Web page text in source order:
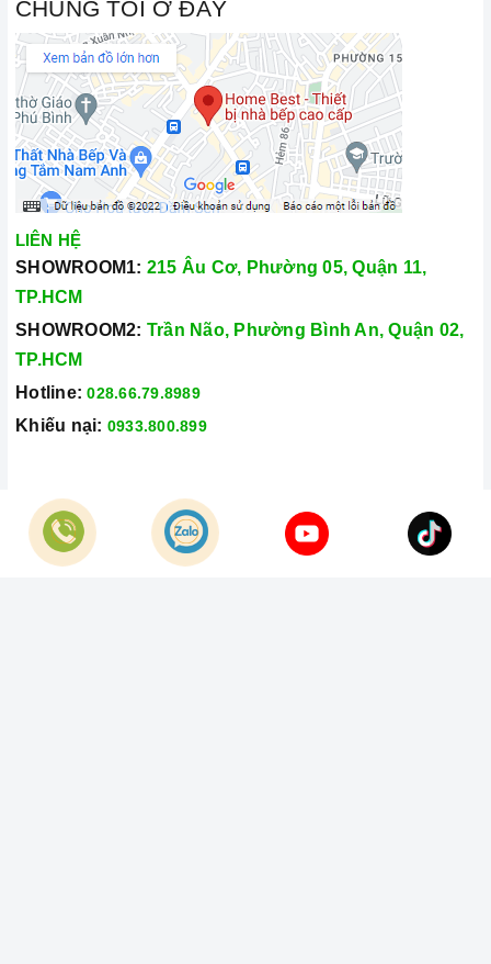
CHÚNG TÔI Ở ĐÂY
LIÊN HỆ
SHOWROOM1: 215 Âu Cơ, Phường 05, Quận 11,
TP.HCM
SHOWROOM2: Trần Não, Phường Bình An, Quận 02,
TP.HCM
Hotline: 028.66.79.8989
Khiếu nại: 0933.800.899
© Bản quyền thuộc vềCông Ty TNHH Home Best Việt Nam
Cung cấp bởi
Sapo